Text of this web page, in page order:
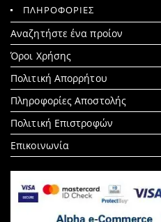
ΠΛΗΡΟΦΟΡΙΕΣ
Αναζητήστε ένα προίον
Search
for:
Όροι Χρήσης
Πολιτική Απορρήτου
Πληροφορίες Αποστολής
Πολιτική Επιστροφών
Επικοινωνία